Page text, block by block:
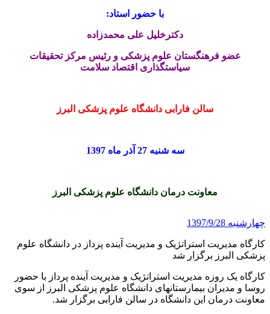
با حضور استاد:
دکترخلیل علی محمدزاده
عضو فرهنگستان علوم پزشکی و رئیس مرکز تحقیقات
سیاستگذاری اقتصاد سلامت
سالن فارابی دانشگاه علوم پزشکی البرز
سه شنبه 27 آذر ماه 1397
معاونت درمان دانشگاه علوم پزشکی البرز
1397/9/28 چهارشنبه
کارگاه مدیریت استراتژیک و مدیریت آینده پرداز در دانشگاه علوم
پزشکی البرز برگزار شد
کارگاه یک روزه مدیریت استراتژیک و مدیریت آینده پرداز با حضور
روسا و مدیران بیمارستانهای دانشگاه علوم پزشکی البرز از سوی
معاونت درمان این دانشگاه در سالن فارابی برگزار شد.